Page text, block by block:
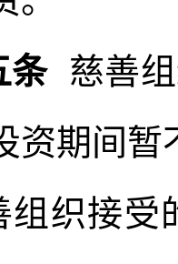
条慈善组
资期间暂
组织接受